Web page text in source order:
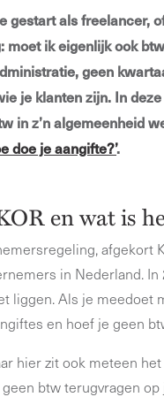
gestart als freelancer,
moet ik eigenlijk ook
geen
je klanten zijn. In
in z’n algemeenheid
doe je aangifte?’.
en wat is
afgekort
in Nederland.
liggen. Als je meedoet
en hoef je geen
hier zit ook meteen
btw terugvragen